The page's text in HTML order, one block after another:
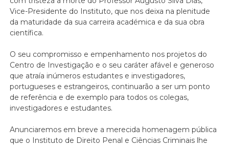
Vice-Presidente do Instituto, que nos deixa na plenitude
da maturidade da sua carreira académica e da sua obra
científica.
O seu compromisso e empenhamento nos projetos do
Centro de Investigação e o seu caráter afável e generoso
que atraía inúmeros estudantes e investigadores,
portugueses e estrangeiros, continuarão a ser um ponto
de referência e de exemplo para todos os colegas,
investigadores e estudantes.
Anunciaremos em breve a merecida homenagem pública
que o Instituto de Direito Penal e Ciências Criminais lhe